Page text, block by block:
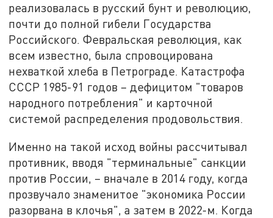
реализовалась в русский бунт и революцию,
почти до полной гибели Государства
Российского. Февральская революция, как
всем известно, была спровоцирована
нехваткой хлеба в Петрограде. Катастрофа
СССР 1985-91 годов – дефицитом "товаров
народного потребления" и карточной
системой распределения продовольствия.
Именно на такой исход войны рассчитывал
противник, вводя "терминальные" санкции
против России, – вначале в 2014 году, когда
прозвучало знаменитое "экономика России
разорвана в клочья", а затем в 2022-м. Когда